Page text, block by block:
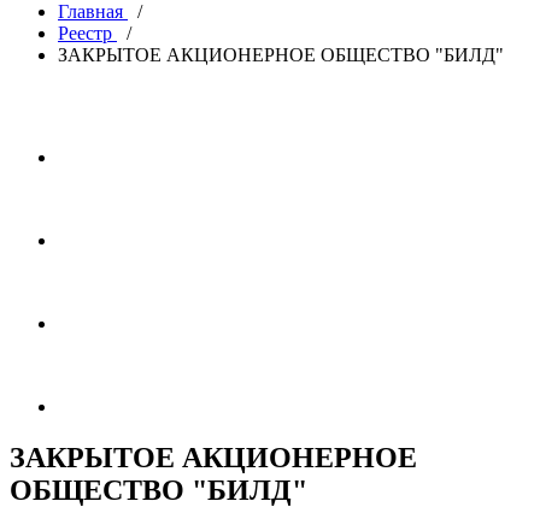
Главная
/
Реестр
/
ЗАКРЫТОЕ АКЦИОНЕРНОЕ ОБЩЕСТВО "БИЛД"
ЗАКРЫТОЕ АКЦИОНЕРНОЕ
ОБЩЕСТВО "БИЛД"